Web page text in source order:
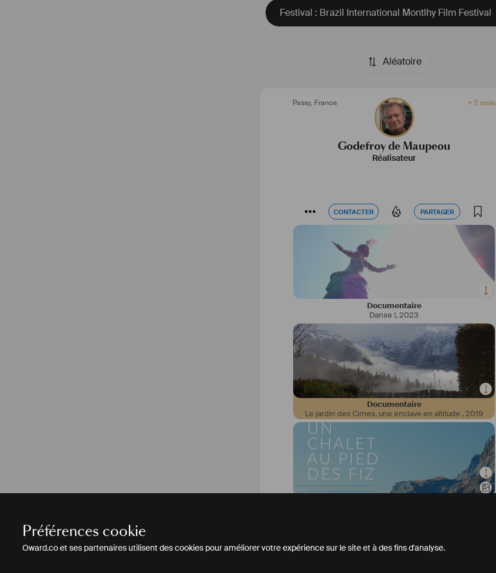
Préférences cookie
Oward.co et ses partenaires utilisent des cookies pour améliorer votre expérience sur le site et à des fins d'analyse.
Festival : Brazil International Montlhy Film Festival
Aléatoire
Passy, France > 2 mois
Godefroy de Maupeou
Réalisateur
CONTACTER PARTAGER
CONTACTER PARTAGER
Documentaire
Danse !,2023
Documentaire
Le jardin des Cimes, une enclave en altitude ,2019